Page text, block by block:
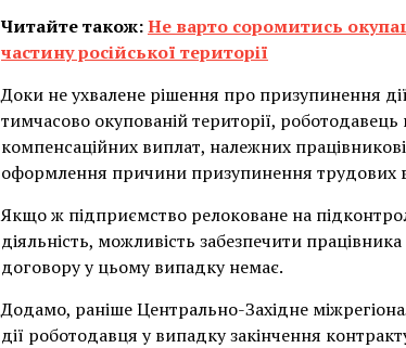
Читайте також:Не варто соромитись
частину російської території
Доки не ухвалене рішення про призупинення
тимчасово окупованій території,
компенсаційних виплат, належних
оформлення причини призупинення трудових
Якщо ж підприємство релоковане на
діяльність, можливість забезпечити
договору у цьому випадку немає.
Додамо, раніше Центрально-Західне
дії роботодавця у випадку закінчення